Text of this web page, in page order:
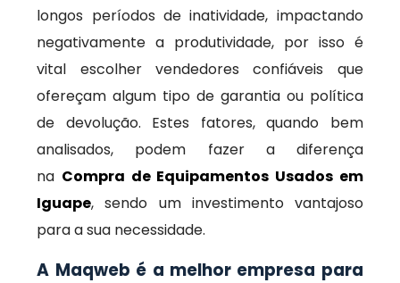
longos períodos de inatividade, impactando
negativamente a produtividade, por isso é
vital escolher vendedores confiáveis que
ofereçam algum tipo de garantia ou política
de devolução. Estes fatores, quando bem
analisados, podem fazer a diferença
na Compra de Equipamentos Usados em
Iguape, sendo um investimento vantajoso
para a sua necessidade.
A Maqweb é a melhor empresa para